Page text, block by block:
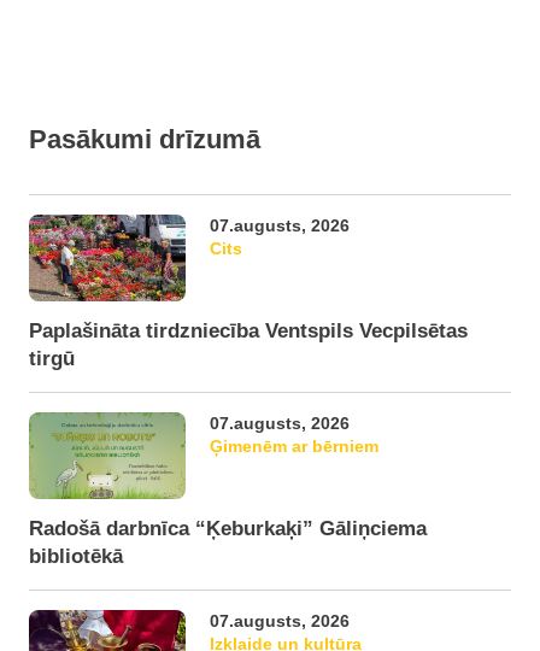
Pasākumi drīzumā
07.augusts, 2026
Cits
Paplašināta tirdzniecība Ventspils Vecpilsētas
tirgū
07.augusts, 2026
Ģimenēm ar bērniem
Radošā darbnīca “Ķeburkaķi” Gāliņciema
bibliotēkā
07.augusts, 2026
Izklaide un kultūra